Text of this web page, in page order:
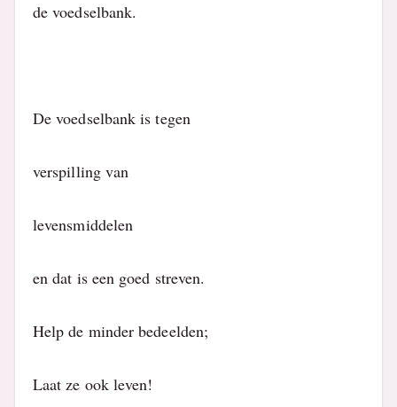
de voedselbank.
De voedselbank is tegen
verspilling van
levensmiddelen
en dat is een goed streven.
Help de minder bedeelden;
Laat ze ook leven!